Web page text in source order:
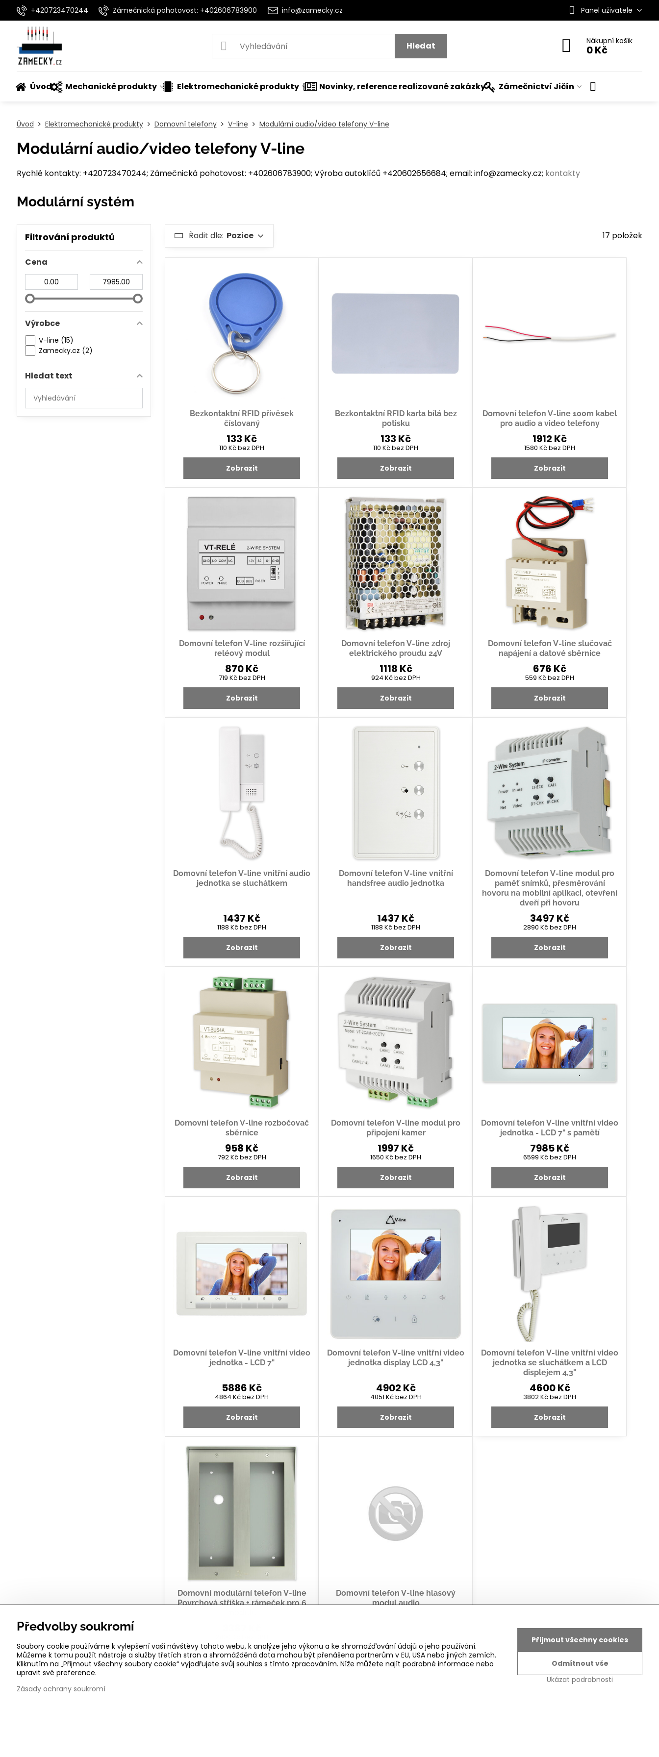
+420723470244 Zámečnická pohotovost: +402606783900 info@zamecky.cz Panel uživatele
Hledat Nákupní košík
0 Kč
Úvod Mechanické produkty Elektromechanické produkty Novinky, reference realizované zakázky Zámečnictví Jičín
Úvod Elektromechanické produkty Domovní telefony V-line Modulární audio/video telefony V-line
Modulární audio/video telefony V-line
Rychlé kontakty: +420723470244; Zámečnická pohotovost: +402606783900; Výroba autoklíčů +420602656684; email: info@zamecky.cz; kontakty
Modulární systém
Řadit dle: Pozice 17 položek
Bezkontaktní RFID přívěsek
číslovaný
133 Kč
110 Kčbez DPH
Zobrazit
Bezkontaktní RFID karta bílá bez
potisku
133 Kč
110 Kčbez DPH
Zobrazit
Domovní telefon V-line 100m kabel
pro audio a video telefony
1912 Kč
1580 Kčbez DPH
Zobrazit
Domovní telefon V-line rozšiřující
reléový modul
870 Kč
719 Kčbez DPH
Zobrazit
Domovní telefon V-line zdroj
elektrického proudu 24V
1118 Kč
924 Kčbez DPH
Zobrazit
Domovní telefon V-line slučovač
napájení a datové sběrnice
676 Kč
559 Kčbez DPH
Zobrazit
Domovní telefon V-line vnitřní audio
jednotka se sluchátkem
1437 Kč
1188 Kčbez DPH
Zobrazit
Domovní telefon V-line vnitřní
handsfree audio jednotka
1437 Kč
1188 Kčbez DPH
Zobrazit
Domovní telefon V-line modul pro
paměť snímků, přesměrování
hovoru na mobilní aplikaci, otevření
dveří při hovoru
3497 Kč
2890 Kčbez DPH
Zobrazit
Domovní telefon V-line rozbočovač
sběrnice
958 Kč
792 Kčbez DPH
Zobrazit
Domovní telefon V-line modul pro
připojení kamer
1997 Kč
1650 Kčbez DPH
Zobrazit
Domovní telefon V-line vnitřní video
jednotka - LCD 7" s pamětí
7985 Kč
6599 Kčbez DPH
Zobrazit
Domovní telefon V-line vnitřní video
jednotka - LCD 7"
5886 Kč
4864 Kčbez DPH
Zobrazit
Domovní telefon V-line vnitřní video
jednotka display LCD 4,3"
4902 Kč
4051 Kčbez DPH
Zobrazit
Domovní telefon V-line vnitřní video
jednotka se sluchátkem a LCD
displejem 4,3"
4600 Kč
3802 Kčbez DPH
Zobrazit
Domovní modulární telefon V-line
Povrchová stříška + rámeček pro 6
Zobrazit
Domovní telefon V-line hlasový
modul audio
Zobrazit
Filtrování produktů
Cena
Výrobce
V-line (15)
Zamecky.cz (2)
Hledat text
Prohledat
výsledky
filtru
Předvolby soukromí
Soubory cookie používáme k vylepšení vaší návštěvy tohoto webu, k analýze jeho výkonu a ke shromažďování údajů o jeho používání.
Můžeme k tomu použít nástroje a služby třetích stran a shromážděná data mohou být přenášena partnerům v EU, USA nebo jiných zemích.
Kliknutím na „Přijmout všechny soubory cookie“ vyjadřujete svůj souhlas s tímto zpracováním. Níže můžete najít podrobné informace nebo
upravit své preference.
Zásady ochrany soukromí
Ukázat podrobnosti
Přijmout všechny cookies
Odmítnout vše